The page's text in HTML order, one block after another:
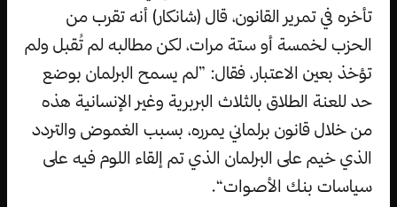
تأخره في تمرير القانون، قال (شانكار) أنه تقرب من
الحزب لخمسة أو ستة مرات، لكن مطالبه لم تُقبل ولم
تؤخذ بعين الاعتبار، فقال: ”لم يسمح البرلمان بوضع
حد للعنة الطلاق بالثلاث البربرية وغير الإنسانية هذه
من خلال قانون برلماني يمرره، بسبب الغموض والتردد
الذي خيم على البرلمان الذي تم إلقاء اللوم فيه على
سياسات بنك الأصوات“.